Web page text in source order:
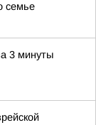
семье
3 минуты